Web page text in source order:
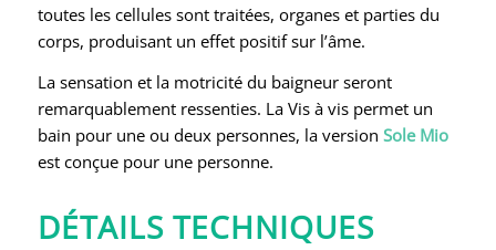
toutes les cellules sont traitées, organes et parties du
corps, produisant un effet positif sur l’âme.
La sensation et la motricité du baigneur seront
remarquablement ressenties. La Vis à vis permet un
bain pour une ou deux personnes, la version Sole Mio
est conçue pour une personne.
DÉTAILS TECHNIQUES